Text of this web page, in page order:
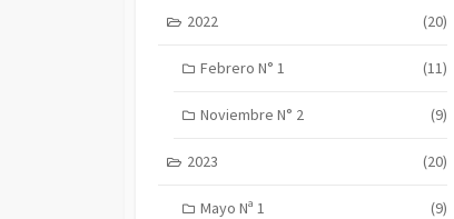
2022 (20)
Febrero N° 1 (11)
Noviembre N° 2 (9)
2023 (20)
Mayo Nª 1 (9)